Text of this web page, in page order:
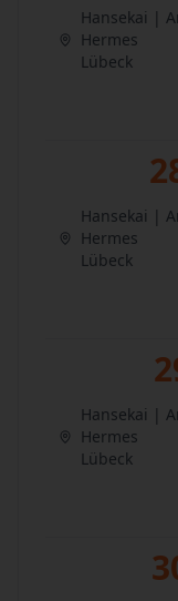
Hansekai |
Hermes
Lübeck
Hansekai |
Hermes
Lübeck
Hansekai |
Hermes
Lübeck